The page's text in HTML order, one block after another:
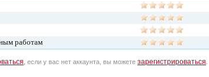
работам
, если у вас нет аккаунта, вы можете зарегистрироваться